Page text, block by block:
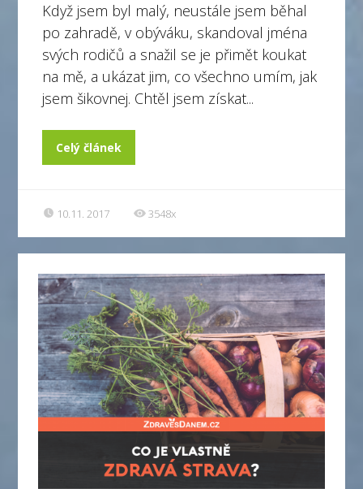
Když jsem byl malý, neustále jsem běhal
po zahradě, v obýváku, skandoval jména
svých rodičů a snažil se je přimět koukat
na mě, a ukázat jim, co všechno umím, jak
jsem šikovnej. Chtěl jsem získat...
Celý článek
10.11. 2017 3548x